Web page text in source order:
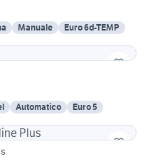
Manuale
Euro 6d-TEMP
Automatico
Euro 5